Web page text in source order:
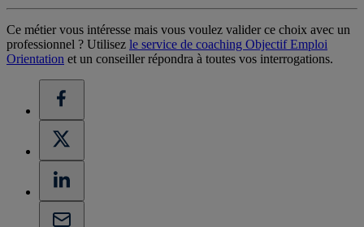
Ce métier vous intéresse mais vous voulez valider ce choix avec un
professionnel ? Utilisez le service de coaching Objectif Emploi
Orientation et un conseiller répondra à toutes vos interrogations.